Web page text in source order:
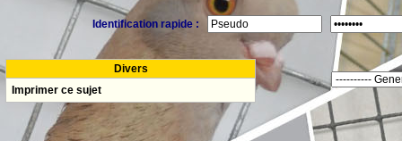
Identification rapide :
Divers
Imprimer ce sujet